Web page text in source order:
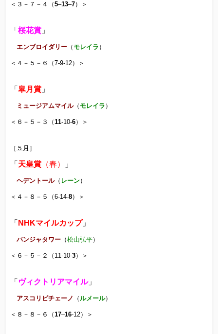
＜３－７－４（5–13–7）＞
「 桜花賞 」
エンブロイダリー （ モレイラ ）
＜４－５－６（7-9-12）＞
「 皐月賞 」
ミュージアムマイル（ モレイラ ）
＜６－５－３（11-10-6）＞
［ ５月 ］
「 天皇賞 （春） 」
ヘデントール（ レーン）
＜４－８－５（6-14-8）＞
「 NHKマイルカップ」
パンジャタワー （松山弘平）
＜６－５－２（11-10-3）＞
「 ヴィクトリアマイル」
アスコリピチェーノ （ルメール）
＜８－８－６（17–16-12）＞